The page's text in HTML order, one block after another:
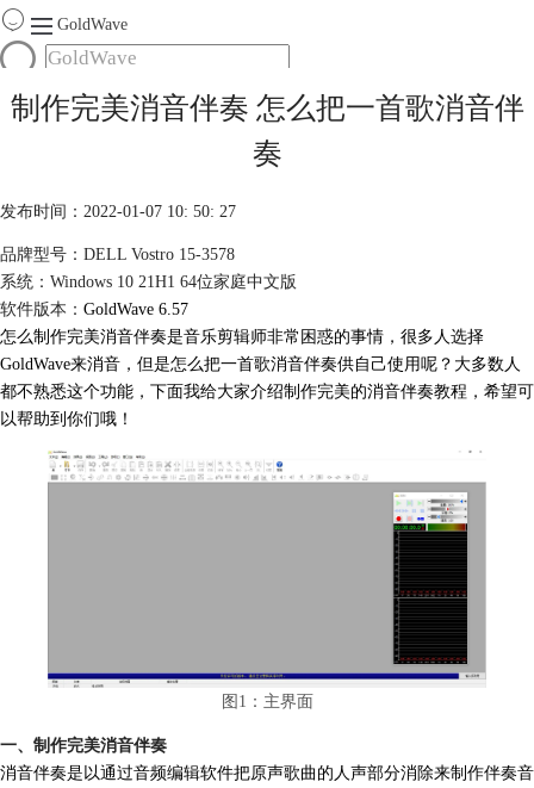
GoldWave
首页
产品
购买
制作完美消音伴奏 怎么把一首歌消音伴
奏
发布时间：2022-01-07 10: 50: 27
品牌型号：DELL Vostro 15-3578
系统：Windows 10 21H1 64位家庭中文版
软件版本： GoldWave 6.57
怎么制作完美消音伴奏是音乐剪辑师非常困惑的事情，很多人选择
GoldWave来消音 ，但是怎么把一首歌消音伴奏供自己使用呢？大多数人
都不熟悉这个功能，下面我给大家介绍制作完美的消音伴奏教程，希望可
以帮助到你们哦！
图1：主界面
一、制作完美消音伴奏
消音伴奏是以通过音频编辑软件把原声歌曲的人声部分消除来制作伴奏音